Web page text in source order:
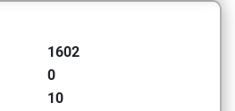
1602
0
10